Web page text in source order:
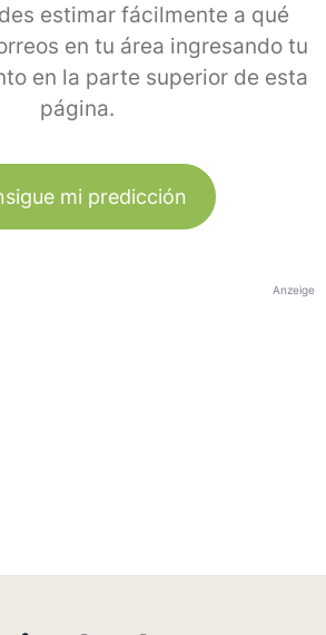
estimar fácilmente a qué
en tu área ingresando tu
en la parte superior de esta
página.
mi predicción
Anzeige